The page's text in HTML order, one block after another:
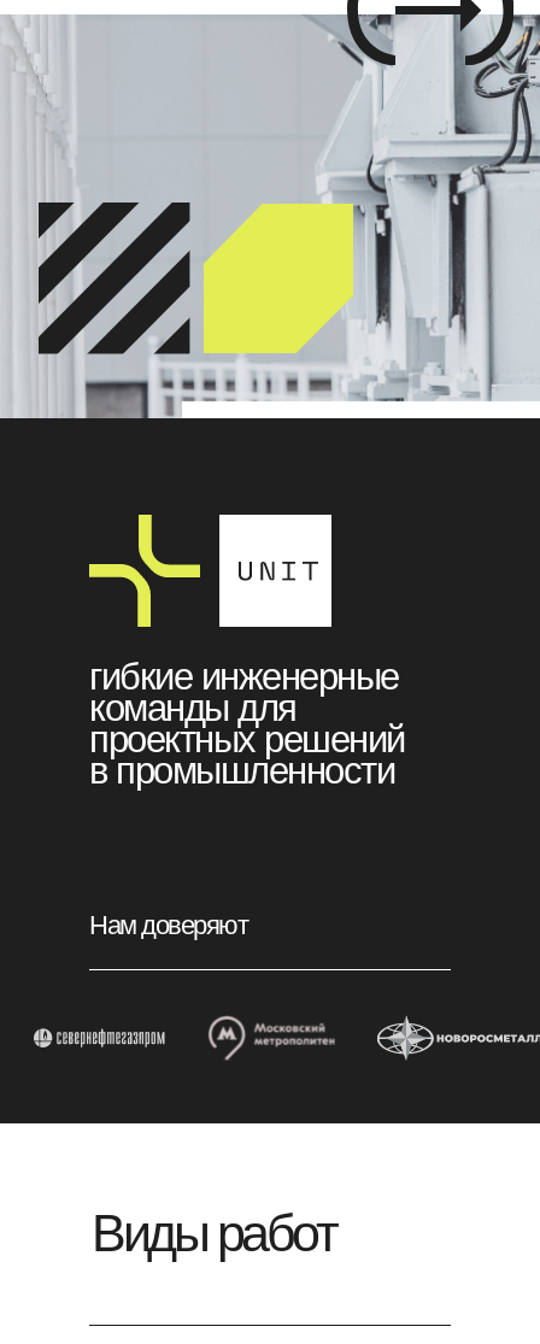
гибкие инженерные
команды для
проектных решений
в промышленности
Нам доверяют
работ
Виды работ